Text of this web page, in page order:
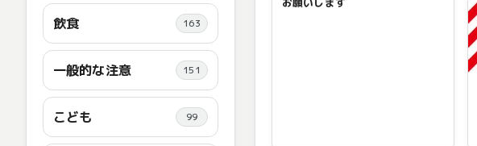
飲食 163
一般的な注意 151
こども 99